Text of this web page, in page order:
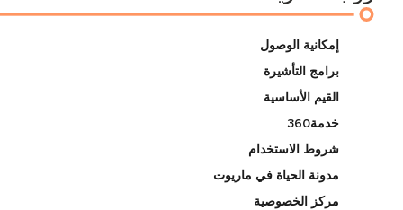
إمكانية الوصول
برامج التأشيرة
القيم الأساسية
خدمة360
شروط الاستخدام
مدونة الحياة في ماريوت
مركز الخصوصية